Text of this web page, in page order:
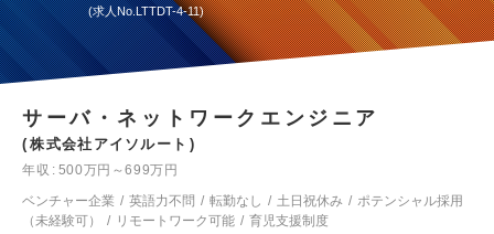
求人No.LTTDT-4-11
サーバ・ネットワークエンジニア
株式会社アイソルート
年収
500万円～699万円
ベンチャー企業
英語力不問 転勤なし 土日祝休み
ポテンシャル採用
（未経験可）
リモートワーク可能 育児支援制度